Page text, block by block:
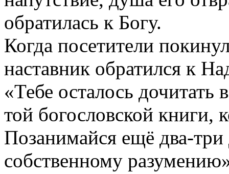
обратилась к Богу.
Когда посетители
наставник обратился к
«Тебе осталось дочитать
той богословской книги,
Позанимайся ещё два-
собственному